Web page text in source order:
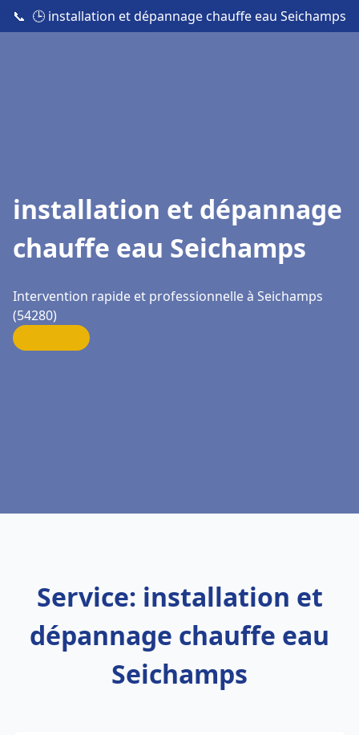
📞 🕒 installation et dépannage chauffe eau Seichamps
installation et dépannage
chauffe eau Seichamps
Intervention rapide et professionnelle à Seichamps
(54280)
Service: installation et
dépannage chauffe eau
Seichamps